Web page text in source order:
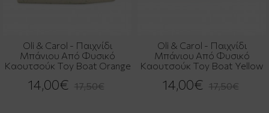
Oli & Carol - Παιχνίδι
Μπάνιου Από Φυσικό
Καουτσούκ Toy Boat Orange
14,00€ 17,50€
Oli & Carol - Παιχνίδι
Μπάνιου Από Φυσικό
Καουτσούκ Toy Boat Yellow
14,00€ 17,50€